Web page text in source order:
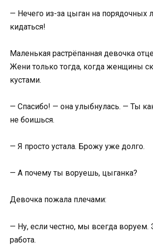
— Нечего из-за цыган на порядочных
кидаться!
Маленькая растрёпанная девочка
Жени только тогда, когда женщины
кустами.
— Спасибо! — она улыбнулась. — Ты
не боишься.
— Я просто устала. Брожу уже долго.
— А почему ты воруешь, цыганка?
Девочка пожала плечами:
— Ну, если честно, мы всегда воруем.
работа.